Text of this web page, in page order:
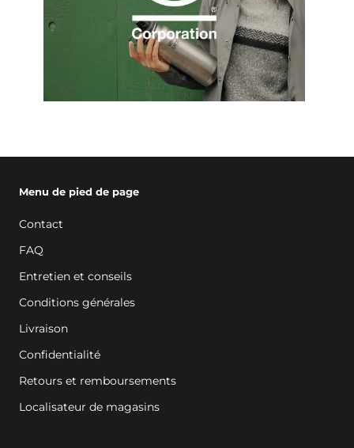
Menu de pied de page
Contact
FAQ
Entretien et conseils
Conditions générales
Livraison
Confidentialité
Retours et remboursements
Localisateur de magasins